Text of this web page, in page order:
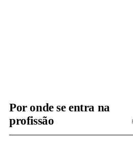
Por onde se entra na
profissão